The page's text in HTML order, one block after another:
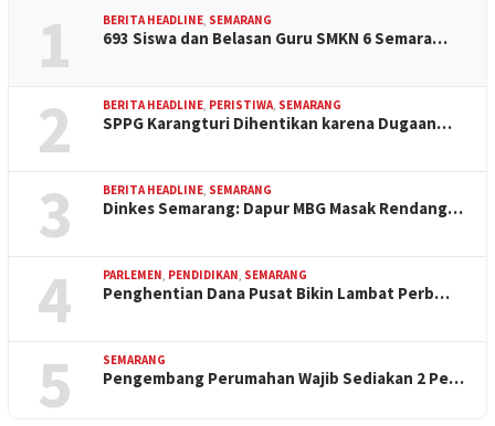
1 BERITA HEADLINE SEMARANG
693 Siswa dan Belasan Guru SMKN 6 Semara…
2 BERITA HEADLINE PERISTIWA SEMARANG
SPPG Karangturi Dihentikan karena Dugaan…
3 BERITA HEADLINE SEMARANG
Dinkes Semarang: Dapur MBG Masak Rendang…
4 PARLEMEN PENDIDIKAN SEMARANG
Penghentian Dana Pusat Bikin Lambat Perb…
5 SEMARANG
Pengembang Perumahan Wajib Sediakan 2 Pe…